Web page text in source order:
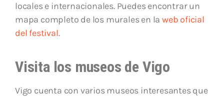
locales e internacionales. Puedes encontrar un
mapa completo de los murales en la web oficial
del festival.
Visita los museos de Vigo
Vigo cuenta con varios museos interesantes que